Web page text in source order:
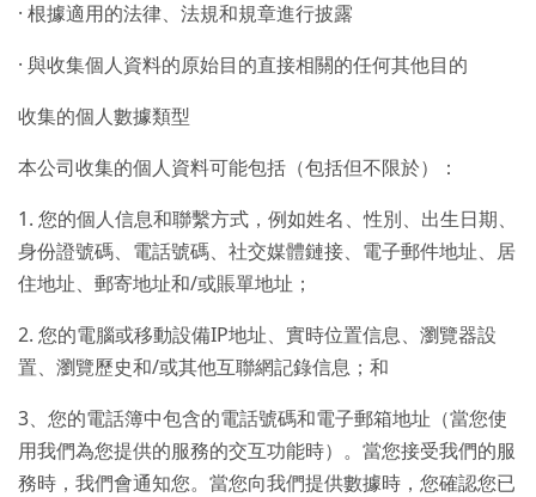
· 根據適用的法律、法規和規章進行披露
· 與收集個人資料的原始目的直接相關的任何其他目的
收集的個人數據類型
本公司收集的個人資料可能包括（包括但不限於）：
1. 您的個人信息和聯繫方式，例如姓名、性別、出生日期、
身份證號碼、電話號碼、社交媒體鏈接、電子郵件地址、居
住地址、郵寄地址和/或賬單地址；
2. 您的電腦或移動設備IP地址、實時位置信息、瀏覽器設
置、瀏覽歷史和/或其他互聯網記錄信息；和
3、您的電話簿中包含的電話號碼和電子郵箱地址（當您使
用我們為您提供的服務的交互功能時）。當您接受我們的服
務時，我們會通知您。當您向我們提供數據時，您確認您已